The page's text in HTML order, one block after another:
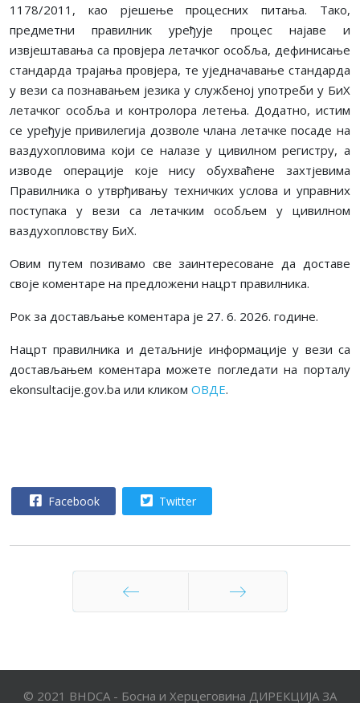
1178/2011, као рјешење процесних питања. Тако,
предметни правилник уређује процес најаве и
извјештавања са провјера летачког особља, дефинисање
стандарда трајања провјера, те уједначавање стандарда
у вези са познавањем језика у службеној употреби у БиХ
летачког особља и контролора летења. Додатно, истим
се уређује привилегија дозволе члана летачке посаде на
ваздухопловима који се налазе у цивилном регистру, а
изводе операције које нису обухваћене захтјевима
Правилника о утврђивању техничких услова и управних
поступака у вези са летачким особљем у цивилном
ваздухопловству БиХ.
Овим путем позивамо све заинтересоване да доставе
своје коментаре на предложени нацрт правилника.
Рок за достављање коментара је 27. 6. 2026. године.
Нацрт правилника и детаљније информације у вези са
достављањем коментара можете погледати на порталу
ekonsultacije.gov.ba или кликом ОВДЕ.
Facebook Twitter
© 2021 BHDCA - Босна и Херцеговина ДИРЕКЦИЈА ЗА